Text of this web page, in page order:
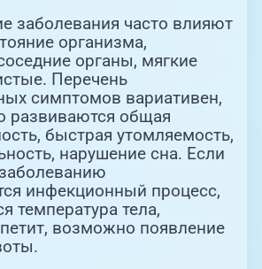
заболевания часто влияют
организма,
органы, мягкие
Перечень
симптомов вариативен,
развиваются общая
быстрая утомляемость,
нарушение сна. Если
инфекционный процесс,
температура тела,
возможно появление